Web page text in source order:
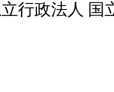
行政法人 国